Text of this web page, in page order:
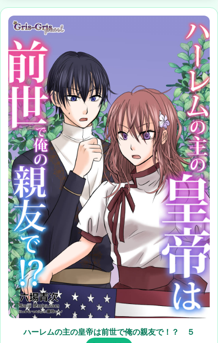
ハーレムの主の皇帝は前世で俺の親友で！？ ５